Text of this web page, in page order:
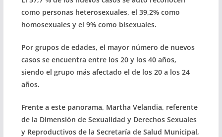
como personas heterosexuales, el 39,2% como
homosexuales y el 9% como bisexuales.
Por grupos de edades, el mayor número de nuevos
casos se encuentra entre los 20 y los 40 años,
siendo el grupo más afectado el de los 20 a los 24
años.
Frente a este panorama, Martha Velandia, referente
de la Dimensión de Sexualidad y Derechos Sexuales
y Reproductivos de la Secretaría de Salud Municipal,